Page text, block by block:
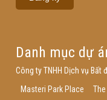
Danh mục dự
Công ty TNHH Dịch vụ Bất
Masteri Park Place